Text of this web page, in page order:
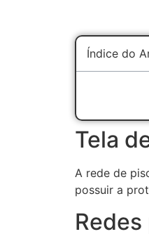
Índice do
Tela
A rede de
possuir a